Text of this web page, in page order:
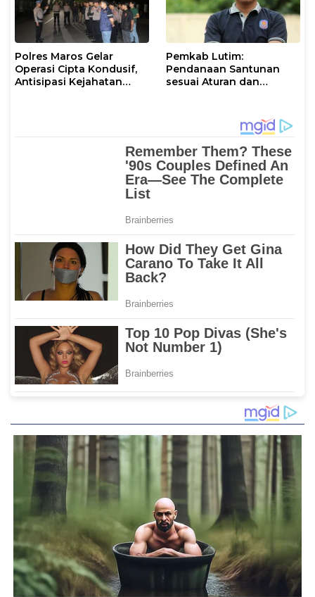
Polres Maros Gelar
Operasi Cipta Kondusif,
Antisipasi Kejahatan
Pemkab Lutim:
Pendanaan Santunan
sesuai Aturan dan